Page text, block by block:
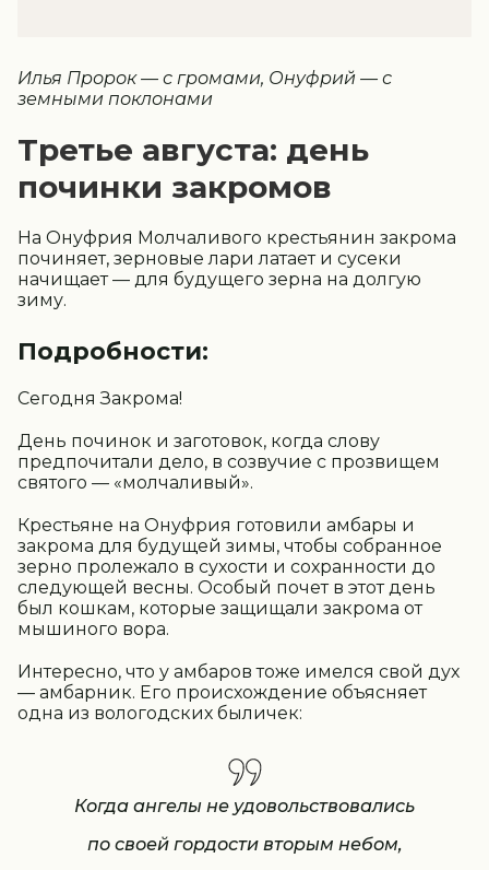
Илья Пророк — с громами, Онуфрий — с
земными поклонами
Третье августа: день
починки закромов
На Онуфрия Молчаливого крестьянин закрома
починяет, зерновые лари латает и сусеки
начищает — для будущего зерна на долгую
зиму.
Подробности:
Сегодня Закрома!
День починок и заготовок, когда слову
предпочитали дело, в созвучие с прозвищем
святого — «молчаливый».
Крестьяне на Онуфрия готовили амбары и
закрома для будущей зимы, чтобы собранное
зерно пролежало в сухости и сохранности до
следующей весны. Особый почет в этот день
был кошкам, которые защищали закрома от
мышиного вора.
Интересно, что у амбаров тоже имелся свой дух
— амбарник. Его происхождение объясняет
одна из вологодских быличек:
Когда ангелы не удовольствовались
по своей гордости вторым небом,